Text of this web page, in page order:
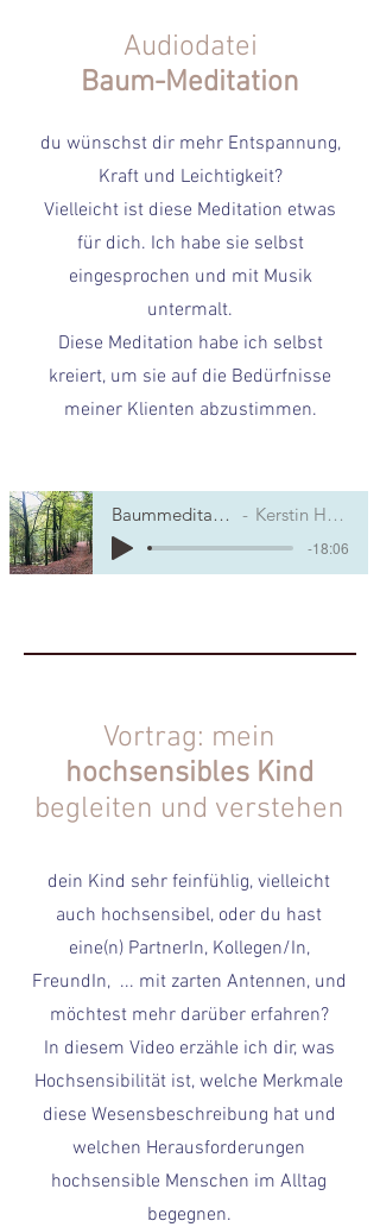
Audiodatei
Baum-Meditation
du wünschst dir mehr Entspannung,
Kraft und Leichtigkeit?
Vielleicht ist diese Meditation etwas
für dich. Ich habe sie selbst
eingesprochen und mit Musik
untermalt.
Diese Meditation habe ich selbst
kreiert, um sie auf die Bedürfnisse
meiner Klienten abzustimmen.
Baummeditation Kerstin Haag
-18:06
Vortrag: mein
hochsensibles Kind
begleiten und verstehen
dein Kind sehr feinfühlig, vielleicht
auch hochsensibel, oder du hast
eine(n) PartnerIn, Kollegen/In,
FreundIn, ... mit zarten Antennen, und
möchtest mehr darüber erfahren?
In diesem Video erzähle ich dir, was
Hochsensibilität ist, welche Merkmale
diese Wesensbeschreibung hat und
welchen Herausforderungen
hochsensible Menschen im Alltag
begegnen.